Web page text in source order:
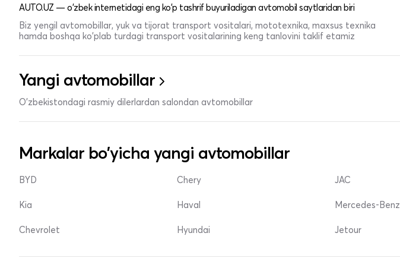
AUTO.UZ — o'zbek internetidagi eng ko'p tashrif buyuriladigan avtomobil saytlaridan biri
Biz yengil avtomobillar, yuk va tijorat transport vositalari, mototexnika, maxsus texnika
hamda boshqa ko'plab turdagi transport vositalarining keng tanlovini taklif etamiz
Yangi avtomobillar
O'zbekistondagi rasmiy dilerlardan salondan avtomobillar
Markalar bo'yicha yangi avtomobillar
BYD
Kia
Chevrolet
Chery
Haval
Hyundai
JAC
Mercedes-Benz
Jetour